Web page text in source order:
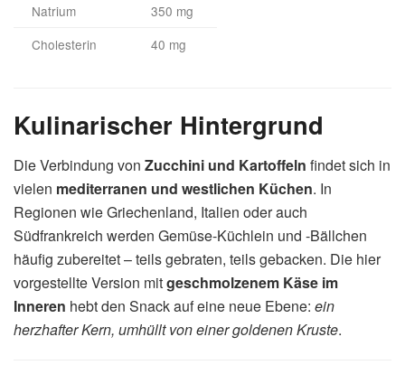
Natrium
350 mg
Cholesterin
40 mg
Kulinarischer Hintergrund
Die Verbindung von Zucchini und Kartoffeln findet sich in
vielen mediterranen und westlichen Küchen. In
Regionen wie Griechenland, Italien oder auch
Südfrankreich werden Gemüse-Küchlein und -Bällchen
häufig zubereitet – teils gebraten, teils gebacken. Die hier
vorgestellte Version mitgeschmolzenem Käse im
Inneren hebt den Snack auf eine neue Ebene: ein
herzhafter Kern, umhüllt von einer goldenen Kruste.